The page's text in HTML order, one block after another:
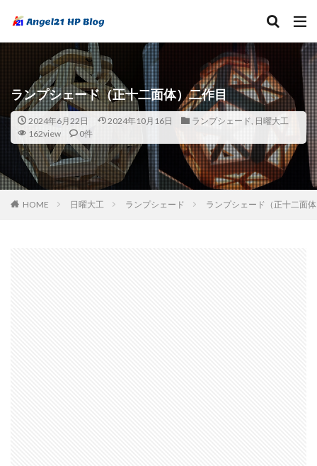
ランプシェード（正十二面体）二作目
2024年6月22日 2024年10月16日 ランプシェード, 日曜大工
162view
0件
HOME 日曜大工 ランプシェード ランプシェード（正十二面